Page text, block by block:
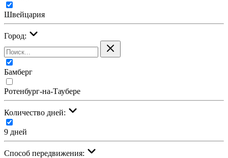
Швейцария
Город:
Бамберг
Ротенбург-на-Таубере
Количество дней:
9 дней
Cпособ передвижения: